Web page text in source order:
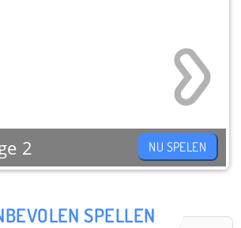
SPELLEN
2 NU SPELEN